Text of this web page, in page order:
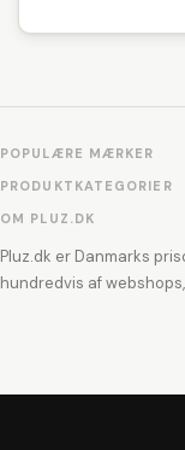
POPULÆRE MÆRKER
PRODUKTKATEGORIER
OM PLUZ.DK
Pluz.dk er Danmarks
hundredvis af